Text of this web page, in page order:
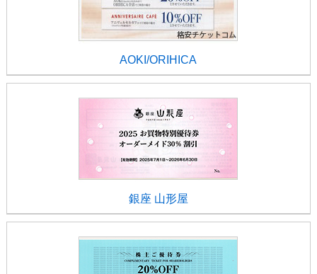
AOKI/ORIHICA
銀座 山形屋